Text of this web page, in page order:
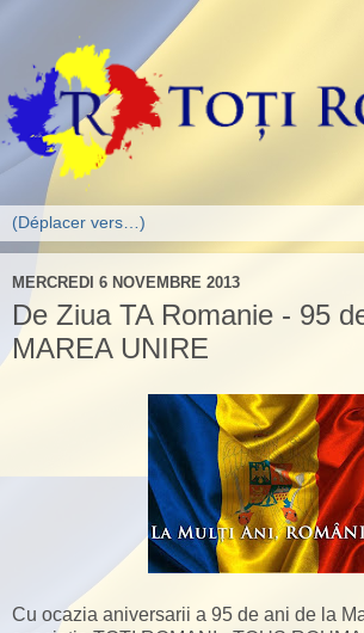
MERCREDI 6 NOVEMBRE 2013
De Ziua TA Romanie - 95
MAREA UNIRE
Cu ocazia aniversarii a 95 de ani de la